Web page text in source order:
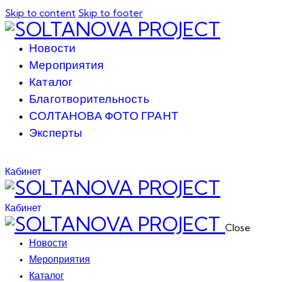
Skip to content Skip to footer
Новости
Мероприятия
Каталог
Благотворительность
СОЛТАНОВА ФОТО ГРАНТ
Эксперты
Кабинет
Кабинет
Close
Новости
Мероприятия
Каталог